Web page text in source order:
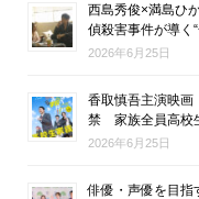
西島秀俊×満島ひ
偵殺害事件が導く
2026年6月25日
香取慎吾主演映画
禁 家族全員高校
2026年6月25日
俳優・声優を目指